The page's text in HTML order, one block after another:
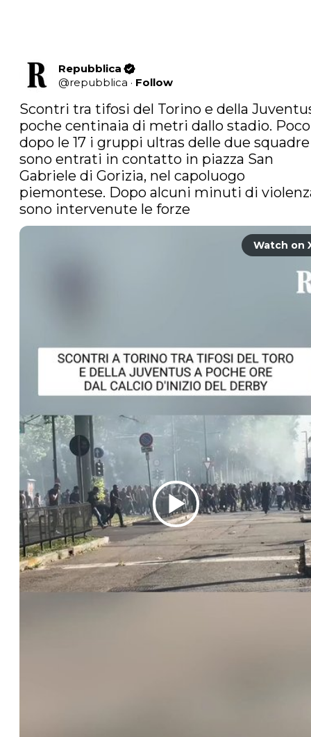
Repubblica
@repubblica · Follow
Scontri tra tifosi del Torino e della
poche centinaia di metri dallo stadio. Poco
dopo le 17 i gruppi ultras delle due squadre
sono entrati in contatto in piazza San
Gabriele di Gorizia, nel capoluogo
piemontese. Dopo alcuni minuti di
sono intervenute le forze
Watch on